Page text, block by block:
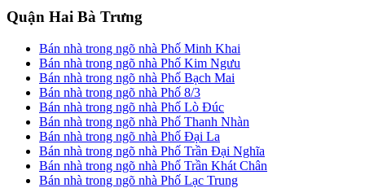
Quận Hai Bà Trưng
Bán nhà trong ngõ nhà Phố Minh Khai
Bán nhà trong ngõ nhà Phố Kim Ngưu
Bán nhà trong ngõ nhà Phố Bạch Mai
Bán nhà trong ngõ nhà Phố 8/3
Bán nhà trong ngõ nhà Phố Lò Đúc
Bán nhà trong ngõ nhà Phố Thanh Nhàn
Bán nhà trong ngõ nhà Phố Đại La
Bán nhà trong ngõ nhà Phố Trần Đại Nghĩa
Bán nhà trong ngõ nhà Phố Trần Khát Chân
Bán nhà trong ngõ nhà Phố Lạc Trung